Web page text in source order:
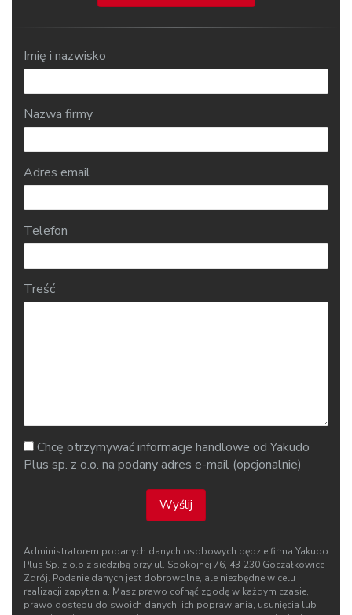
Imię i nazwisko
Nazwa firmy
Adres email
Telefon
Treść
Chcę otrzymywać informacje handlowe od Yakudo
Plus sp. z o.o. na podany adres e-mail (opcjonalnie)
Wyślij
Administratorem podanych danych osobowych będzie firma Yakudo
Plus Sp. z o.o z siedzibą przy ul. Spokojnej 76, 43‑230 Goczałkowice-
Zdrój. Podanie danych jest dobrowolne, ale niezbędne w celu
realizacji zapytania. Masz prawo cofnąć zgodę w każdym czasie,
prawo dostępu do swoich danych, ich poprawiania, usunięcia lub